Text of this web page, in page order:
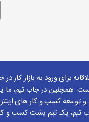
برای ورود به بازار کار در
همچنین در جاب تیم، ما
توسعه کسب و کار های
تیم، یک تیم پشت کسب و